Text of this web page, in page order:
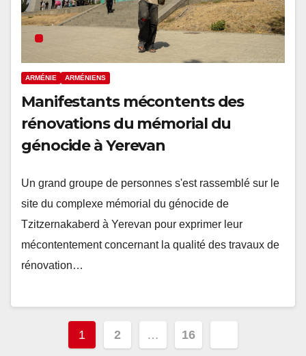
ARMÉNIE ARMÉNIENS
Manifestants mécontents des
rénovations du mémorial du
génocide à Yerevan
Un grand groupe de personnes s'est rassemblé sur le
site du complexe mémorial du génocide de
Tzitzernakaberd à Yerevan pour exprimer leur
mécontentement concernant la qualité des travaux de
rénovation…
Pagination
1 2 … 16